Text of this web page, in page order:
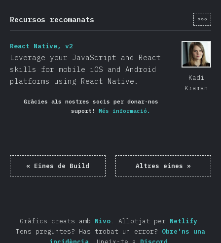
Recursos recomanats [ca-
Kadi
Kraman
React Native, v2
Leverage your JavaScript and React
skills for mobile iOS and Android
platforms using React Native.
Gràcies als nostres socis per donar-nos
suport!
Més informació.
« Eines de Build Altres eines »
Gràfics creats amb Nivo. Allotjat per Netlify.
Tens preguntes? Has trobat un error? Obre'ns una